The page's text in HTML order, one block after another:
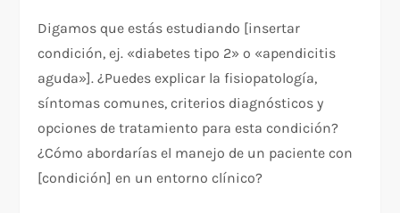
Digamos que estás estudiando [insertar
condición, ej. «diabetes tipo 2» o «apendicitis
aguda»]. ¿Puedes explicar la fisiopatología,
síntomas comunes, criterios diagnósticos y
opciones de tratamiento para esta condición?
¿Cómo abordarías el manejo de un paciente con
[condición] en un entorno clínico?